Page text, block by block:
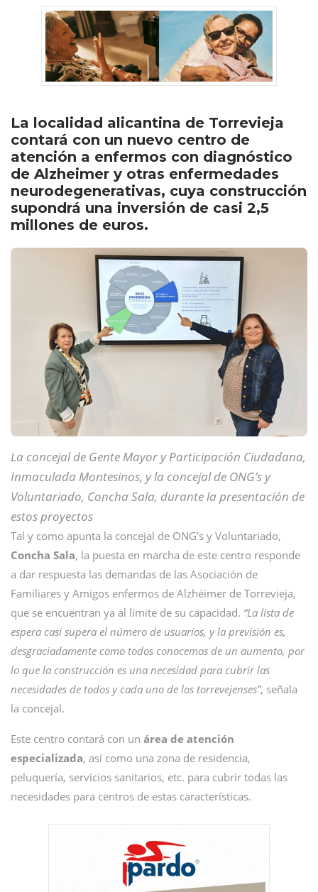
La localidad alicantina de Torrevieja
contará con un nuevo centro de
atención a enfermos con diagnóstico
de Alzheimer y otras enfermedades
neurodegenerativas, cuya construcción
supondrá una inversión de casi 2,5
millones de euros.
La concejal de Gente Mayor y Participación Ciudadana,
Inmaculada Montesinos, yla concejal de ONG’s y
Voluntariado, Concha Sala, durante la presentación de
estos proyectos
Tal y como apunta la concejal de ONG’s y Voluntariado,
Concha Sala, la puesta en marcha de este centro responde
a dar respuesta las demandas de las Asociación de
Familiares y Amigos enfermos de Alzhéimer de Torrevieja,
que se encuentran ya al límite de su capacidad. “La lista de
espera casi supera el número de usuarios, y la previsión es,
desgraciadamente como todos conocemos de un aumento, por
lo que la construcción es una necesidad para cubrir las
necesidades de todos y cada uno de los torrevejenses”, señala
la concejal.
Este centro contará con un área de atención
especializada, así como una zona de residencia,
peluquería, servicios sanitarios, etc. para cubrir todas las
necesidades para centros de estas características.